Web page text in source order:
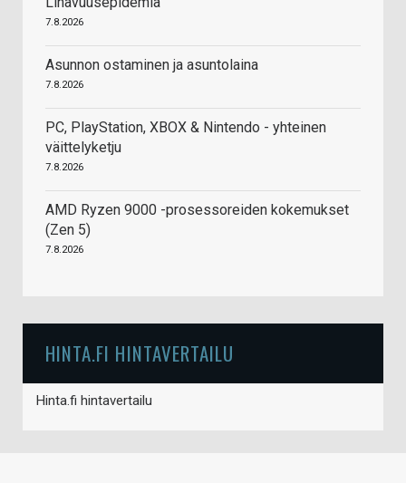
7.8.2026
Asunnon ostaminen ja asuntolaina
7.8.2026
PC, PlayStation, XBOX & Nintendo - yhteinen
väittelyketju
7.8.2026
AMD Ryzen 9000 -prosessoreiden kokemukset
(Zen 5)
7.8.2026
HINTA.FI HINTAVERTAILU
Hinta.fi hintavertailu